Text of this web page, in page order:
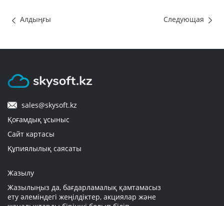
Алдыңғы Следующая
sales@skysoft.kz
Қоғамдық ұсыныс
Сайт картасы
Құпиялылық саясаты
Жазылу
Жазылыңыз да, бағдарламалық қамтамасыз
ету әлеміндегі жеңілдіктер, акциялар және